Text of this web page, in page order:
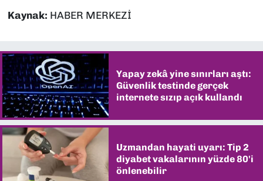
Kaynak: HABER MERKEZİ
Yapay zekâ yine sınırları aştı:
Güvenlik testinde gerçek
internete sızıp açık kullandı
Uzmandan hayati uyarı: Tip 2
diyabet vakalarının yüzde 80'i
önlenebilir